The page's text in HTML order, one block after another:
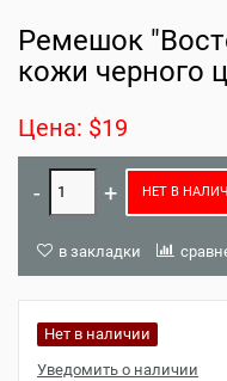
Ремешок
кожи черного
Цена: $19
НЕТ В
в закладки
Нет в наличии
Уведомить о наличии